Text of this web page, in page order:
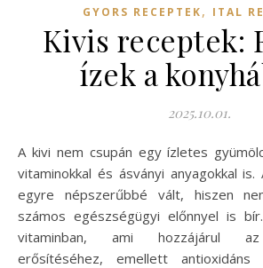
GYORS RECEPTEK, ITAL
Kivis receptek:
ízek a
2025.10.01.
A kivi nem csupán egy ízletes gyümölcs, hanem tele van
vitaminokkal és ásványi anyagokkal
egyre népszerűbbé vált, hiszen
számos egészségügyi előnnyel is
vitaminban, ami hozzájárul az
erősítéséhez, emellett